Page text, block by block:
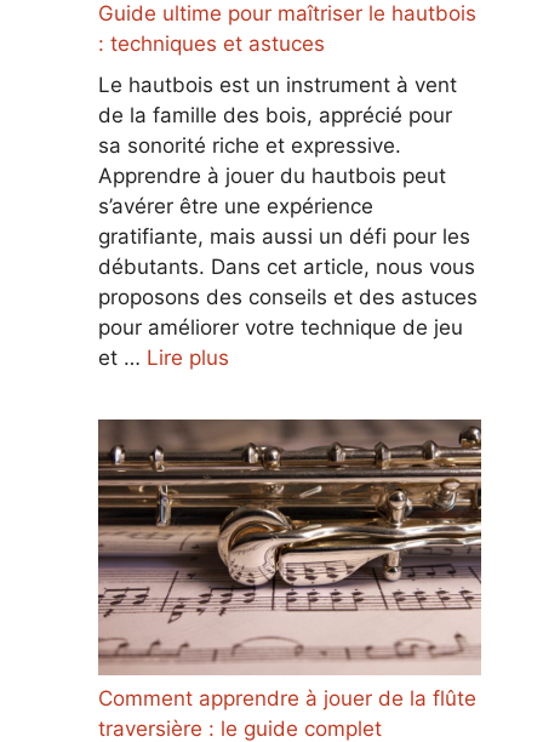
Guide ultime pour maîtriser le hautbois
: techniques et astuces
Le hautbois est un instrument à vent
de la famille des bois, apprécié pour
sa sonorité riche et expressive.
Apprendre à jouer du hautbois peut
s’avérer être une expérience
gratifiante, mais aussi un défi pour les
débutants. Dans cet article, nous vous
proposons des conseils et des astuces
pour améliorer votre technique de jeu
et … Lire plus
Comment apprendre à jouer de la flûte
traversière : le guide complet